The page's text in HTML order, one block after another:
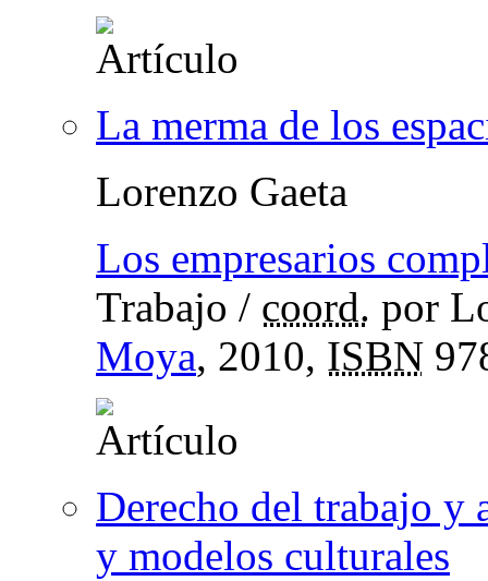
La merma de los
Lorenzo Gaeta
Los empresarios
Trabajo / coord. por
Moya, 2010, ISBN
Derecho del trabajo y
y modelos culturales